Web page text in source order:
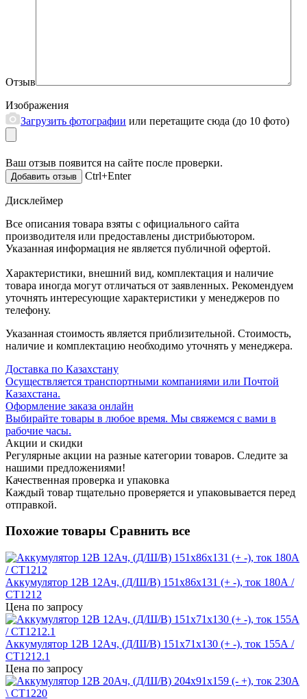
Отзыв
Изображения
Загрузить фотографии или перетащите сюда (до 10 фото)
Ваш отзыв появится на сайте после проверки.
Ctrl+Enter
Дисклеймер
Все описания товара взяты с официального сайта
производителя или предоставлены дистрибьютором.
Указанная информация не является публичной офертой.
Характеристики, внешний вид, комплектация и наличие
товара иногда могут отличаться от заявленных. Рекомендуем
уточнять интересующие характеристики у менеджеров по
телефону.
Указанная стоимость является приблизительной. Стоимость,
наличие и комплектацию необходимо уточнять у менеджера.
Доставка по Казахстану
Осуществляется транспортными компаниями или Почтой
Казахстана.
Оформление заказа онлайн
Выбирайте товары в любое время. Мы свяжемся с вами в
рабочие часы.
Акции и скидки
Регулярные акции на разные категории товаров. Следите за
нашими предложениями!
Качественная проверка и упаковка
Каждый товар тщательно проверяется и упаковывается перед
отправкой.
Похожие товары Сравнить все
Аккумулятор 12В 12Ач, (Д/Ш/В) 151x86x131 (+ -), ток 180А /
СТ1212
Цена по запросу
Аккумулятор 12В 12Ач, (Д/Ш/В) 151x71x130 (+ -), ток 155А /
СТ1212.1
Цена по запросу